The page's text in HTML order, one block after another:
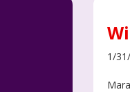
1/